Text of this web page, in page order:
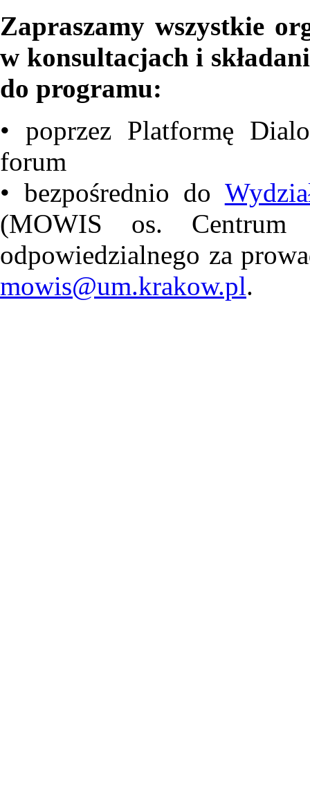
Zapraszamy wszystkie
w konsultacjach i
do programu:
• poprzez Platformę
forum
• bezpośrednio do
(MOWIS os.
odpowiedzialnego za
mowis@um.krakow.pl.